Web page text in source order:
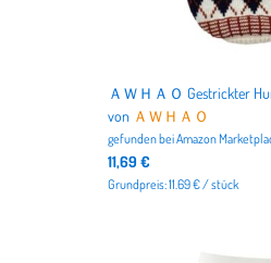
von ＡＷＨＡＯ
gefunden beiAmazon
11,69 €
Grundpreis: 11.69 € / stück